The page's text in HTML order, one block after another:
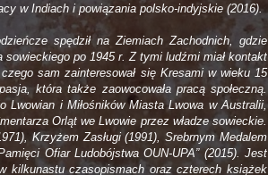
w Indiach i powiązania polsko-indyjskie (2016).
spędził na Ziemiach Zachodnich, gdzie
po 1945 r. Z tymi ludźmi miał kontakt
sam zainteresował się Kresami w wieku 15
która także zaowocowała pracą społeczną.
Lwowian i Miłośników Miasta Lwowa w Australii,
Orląt we Lwowie przez władze sowieckie.
Krzyżem Zasługi (1991), Srebrnym Medalem
Ofiar Ludobójstwa OUN-UPA” (2015). Jest
kilkunastu czasopismach oraz czterech książek